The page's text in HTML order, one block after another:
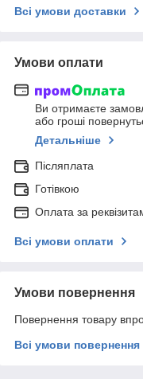
Всі умови доставки
Умови оплати
Ви отримаєте
або гроші
Детальніше
Післяплата
Готівкою
Оплата за
Всі умови оплати
Умови повернення
Повернення товару
Всі умови повернення